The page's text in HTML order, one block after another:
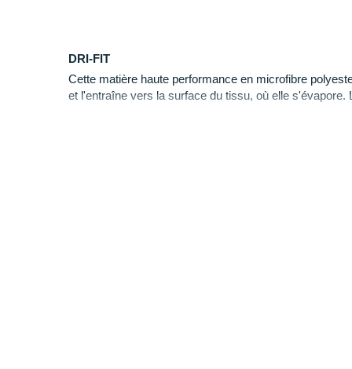
DRI-FIT
Cette matière haute performance en microfibre
et l'entraîne vers la surface du tissu, où elle